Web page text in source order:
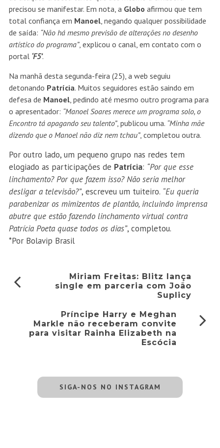
precisou se manifestar. Em nota, a Globo afirmou que tem
total confiança em Manoel, negando qualquer possibilidade
de saída: “Não há mesmo previsão de alterações no desenho
artístico do programa”, explicou o canal, em contato com o
portal ‘F5’.
Na manhã desta segunda-feira (25), a web seguiu
detonando Patrícia. Muitos seguidores estão saindo em
defesa de Manoel, pedindo até mesmo outro programa para
o apresentador: “Manoel Soares merece um programa solo, o
Encontro tá apagando seu talento”, publicou uma. “Minha mãe
dizendo que o Manoel não diz nem tchau”, completou outra.
Por outro lado, um pequeno grupo nas redes tem
elogiado as participações de Patrícia: “Por que esse
linchamento? Por que fazem isso? Não seria melhor
desligar a televisão?”, escreveu um tuiteiro. “Eu queria
parabenizar os mimizentos de plantão, incluindo imprensa
abutre que estão fazendo linchamento virtual contra
Patrícia Poeta quase todos os dias”, completou.
*Por Bolavip Brasil
Miriam Freitas: Blitz lança
single em parceria com João
Suplicy
Príncipe Harry e Meghan
Markle não receberam convite
para visitar Rainha Elizabeth na
Escócia
SIGA-NOS NO INSTAGRAM